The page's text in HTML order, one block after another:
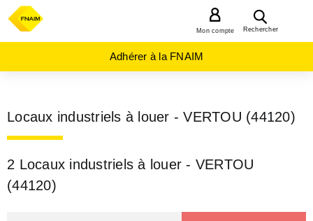
Rechercher
Mon compte
Adhérer à la FNAIM
Locaux industriels à louer - VERTOU (44120)
2 Locaux industriels à louer - VERTOU
(44120)